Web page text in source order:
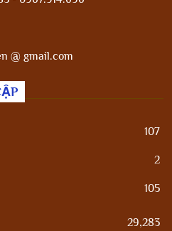
@ gmail.com
107
2
105
29,283